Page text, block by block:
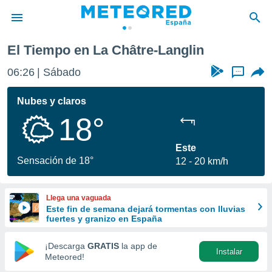
de
por
que se
calidad.
a este
las
y
forma
digital
basada
El Tiempo en La Châtre-Langlin
06:26 Sábado ...
Nubes y claros
18°
Sensación de 18°
Este
12
20 km/h
Llega una vaguada
Este fin de semana dejará tormentas con lluvias
fuertes y granizo en España
¡Descarga GRATIS la app de
Meteored!
Instalar